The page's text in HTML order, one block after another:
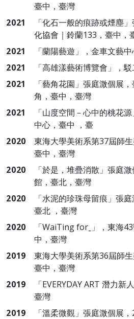
臺中，臺灣
2021
「化石一般的痕跡或煙塵
化協會｜鈴蘭133，臺中，
2021
「蘭陽藝遊」，金車文藝
2021
「高雄漾藝術博覽會」，
2021
「藝角花園」張庭溦個展
角，臺中，臺灣
2021
「山度空間－心中的桃花
中心，臺中 ，臺
2020
東海大學美術系第37屆師
臺中，臺灣
2020
「於是，堆疊消散」張庭
館，臺北，臺灣
2020
「水泥的珍珠母留痕」張
臺北 ，臺灣
2020
「WaiTing forˍ」，東海
中，臺灣
2019
東海大學美術系第36屆師
臺中，臺灣
2019
「EVERYDAY ART 潛力新
臺灣
2019
「溫柔微觀」張庭溦個展